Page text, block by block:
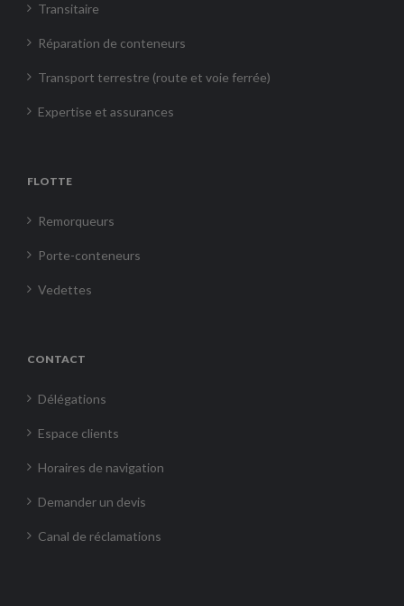
Transitaire
Réparation de conteneurs
Transport terrestre (route et voie ferrée)
Expertise et assurances
FLOTTE
Remorqueurs
Porte-conteneurs
Vedettes
CONTACT
Délégations
Espace clients
Horaires de navigation
Demander un devis
Canal de réclamations